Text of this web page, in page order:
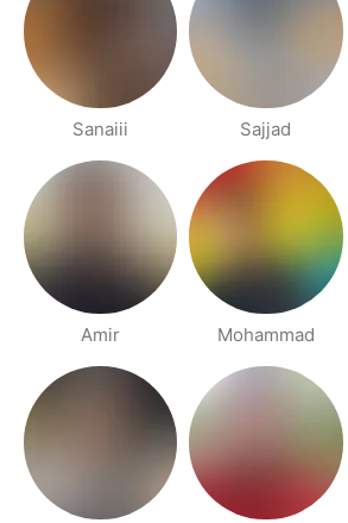
Sanaiii Sajjad
Amir Mohammad